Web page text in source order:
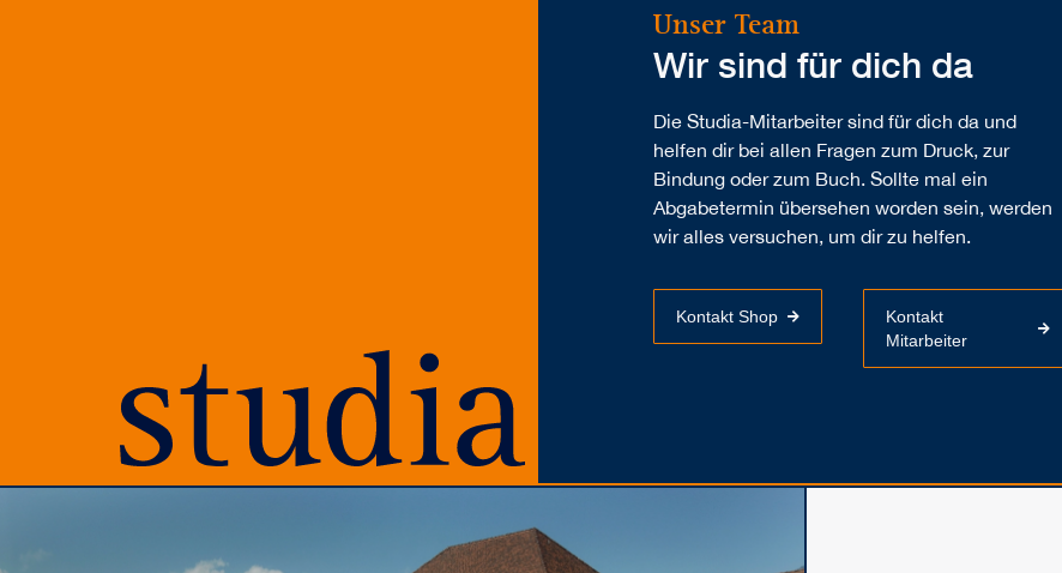
Unser Team
Wir sind für dich da
Die Studia-Mitarbeiter sind für dich da und
helfen dir bei allen Fragen zum Druck, zur
Bindung oder zum Buch. Sollte mal ein
Abgabetermin übersehen worden sein, werden
wir alles versuchen, um dir zu helfen.
Kontakt Shop
Kontakt
Mitarbeiter